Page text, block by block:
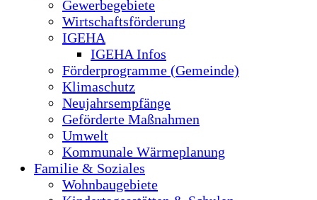
Gewerbegebiete
Wirtschaftsförderung
IGEHA
IGEHA Infos
Förderprogramme (Gemeinde)
Klimaschutz
Neujahrsempfänge
Geförderte Maßnahmen
Umwelt
Kommunale Wärmeplanung
Familie & Soziales
Wohnbaugebiete